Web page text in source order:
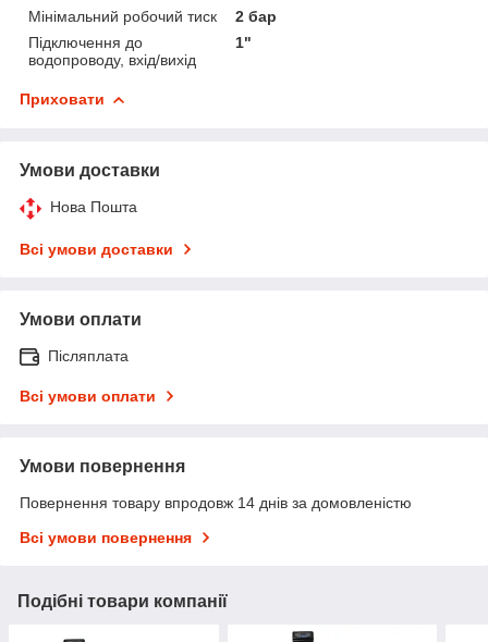
Мінімальний робочий тиск
2 бар
Підключення до
водопроводу, вхід/вихід
1"
Приховати
Умови доставки
Нова Пошта
Всі умови доставки
Умови оплати
Післяплата
Всі умови оплати
Умови повернення
Повернення товару впродовж 14 днів за домовленістю
Всі умови повернення
Подібні товари компанії